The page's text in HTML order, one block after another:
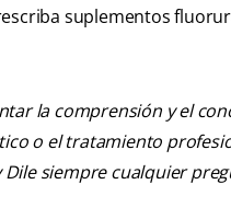
suplementos
la comprensión y el
o el tratamiento
siempre cualquier